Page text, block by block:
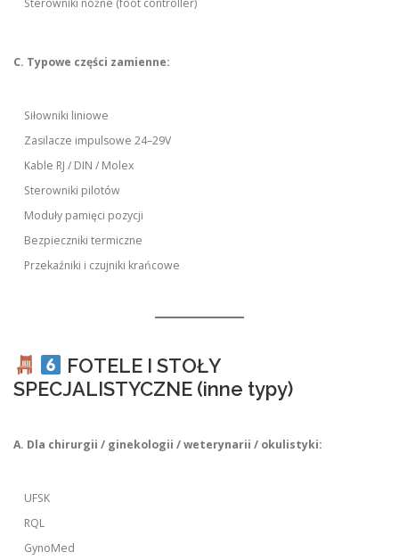
Sterowniki nożne (foot controller)
C. Typowe części zamienne:
Siłowniki liniowe
Zasilacze impulsowe 24–29V
Kable RJ / DIN / Molex
Sterowniki pilotów
Moduły pamięci pozycji
Bezpieczniki termiczne
Przekaźniki i czujniki krańcowe
FOTELE I STOŁY
SPECJALISTYCZNE (inne typy)
A. Dla chirurgii / ginekologii / weterynarii / okulistyki:
UFSK
RQL
GynoMed